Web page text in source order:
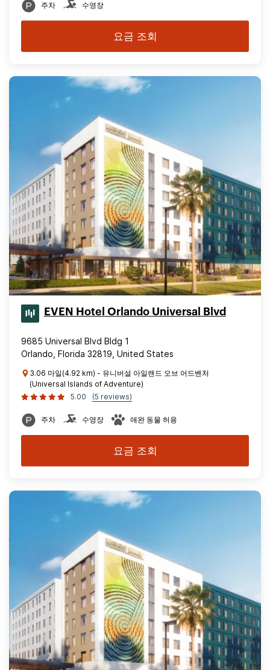
주차 수영장
요금 조회
EVEN Hotel Orlando Universal Blvd
9685 Universal Blvd Bldg 1
Orlando, Florida 32819, United States
3.06 마일(4.92 km) - 유니버설 아일랜드 오브 어드벤처
(Universal Islands of Adventure)
5.00
(5 reviews)
주차 수영장 애완 동물 허용
요금 조회